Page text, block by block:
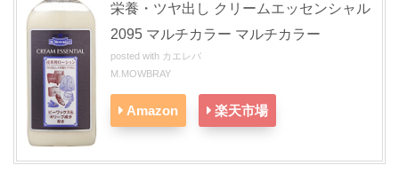
栄養・ツヤ出し クリームエッセンシャル
2095 マルチカラー マルチカラー
posted with カエレバ
M.MOWBRAY
Amazon 楽天市場